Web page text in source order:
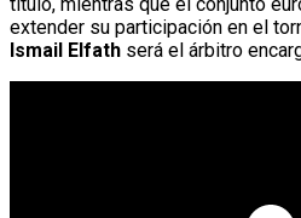
título, mientras que el conjunto
extender su participación en el
Ismail Elfath será el árbitro